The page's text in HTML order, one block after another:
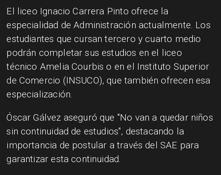
El liceo Ignacio Carrera Pinto ofrece la
especialidad de Administración actualmente. Los
estudiantes que cursan tercero y cuarto medio
podrán completar sus estudios en el liceo
técnico Amelia Courbis o en el Instituto Superior
de Comercio (INSUCO), que también ofrecen esa
especialización.
Óscar Gálvez aseguró que "No van a quedar niños
sin continuidad de estudios", destacando la
importancia de postular a través del SAE para
garantizar esta continuidad.